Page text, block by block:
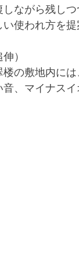
しながら残しつ
い使われ方を
伸）
楼の敷地内に
音、マイナス